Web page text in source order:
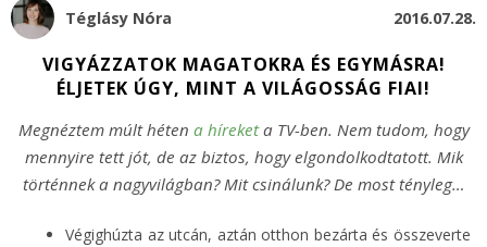
Téglásy Nóra 2016.07.28.
VIGYÁZZATOK MAGATOKRA ÉS EGYMÁSRA!
ÉLJETEK ÚGY, MINT A VILÁGOSSÁG FIAI!
Megnéztem múlt héten a híreketa TV-ben. Nem tudom, hogy
mennyire tett jót, de az biztos, hogy elgondolkodtatott. Mik
történnek a nagyvilágban? Mit csinálunk? De most tényleg…
Végighúzta az utcán, aztán otthon bezárta és összeverte